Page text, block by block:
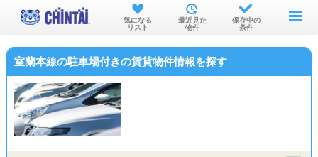
お部屋を探す
沿線・駅から
物件特集から
気になる
リスト
最近見た
物件
保存中の
条件
室蘭本線の駐車場付きの賃貸物件情報を探す